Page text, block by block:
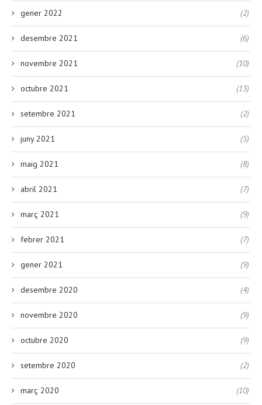
gener 2022 (2)
desembre 2021 (6)
novembre 2021 (10)
octubre 2021 (13)
setembre 2021 (2)
juny 2021 (5)
maig 2021 (8)
abril 2021 (7)
març 2021 (9)
febrer 2021 (7)
gener 2021 (9)
desembre 2020 (4)
novembre 2020 (9)
octubre 2020 (9)
setembre 2020 (2)
març 2020 (10)